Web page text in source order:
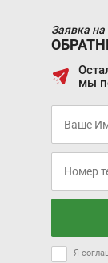
Заявка на
мы
Я